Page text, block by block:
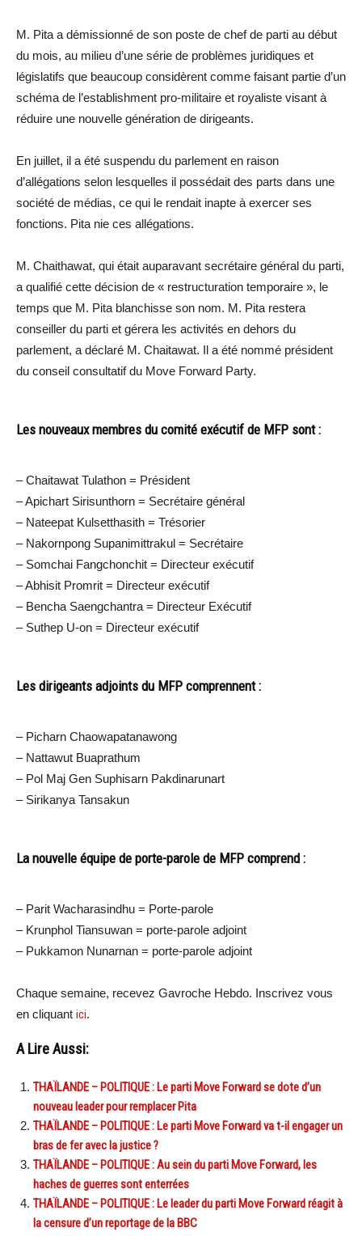
M. Pita a démissionné de son poste de chef de parti au début
du mois, au milieu d’une série de problèmes juridiques et
législatifs que beaucoup considèrent comme faisant partie d’un
schéma de l’establishment pro-militaire et royaliste visant à
réduire une nouvelle génération de dirigeants.
En juillet, il a été suspendu du parlement en raison
d’allégations selon lesquelles il possédait des parts dans une
société de médias, ce qui le rendait inapte à exercer ses
fonctions. Pita nie ces allégations.
M. Chaithawat, qui était auparavant secrétaire général du parti,
a qualifié cette décision de « restructuration temporaire », le
temps que M. Pita blanchisse son nom. M. Pita restera
conseiller du parti et gérera les activités en dehors du
parlement, a déclaré M. Chaitawat. Il a été nommé président
du conseil consultatif du Move Forward Party.
Les nouveaux membres du comité exécutif de MFP sont :
– Chaitawat Tulathon = Président
– Apichart Sirisunthorn = Secrétaire général
– Nateepat Kulsetthasith = Trésorier
– Nakornpong Supanimittrakul = Secrétaire
– Somchai Fangchonchit = Directeur exécutif
– Abhisit Promrit = Directeur exécutif
– Bencha Saengchantra = Directeur Exécutif
– Suthep U-on = Directeur exécutif
Les dirigeants adjoints du MFP comprennent :
– Picharn Chaowapatanawong
– Nattawut Buaprathum
– Pol Maj Gen Suphisarn Pakdinarunart
– Sirikanya Tansakun
La nouvelle équipe de porte-parole de MFP comprend :
– Parit Wacharasindhu = Porte-parole
– Krunphol Tiansuwan = porte-parole adjoint
– Pukkamon Nunarnan = porte-parole adjoint
Chaque semaine, recevez Gavroche Hebdo. Inscrivez vous
en cliquant ici.
A Lire Aussi:
THAÏLANDE – POLITIQUE : Le parti Move Forward se dote d’un
nouveau leader pour remplacer Pita
THAÏLANDE – POLITIQUE : Le parti Move Forward va t-il engager un
bras de fer avec la justice ?
THAÏLANDE – POLITIQUE : Au sein du parti Move Forward, les
haches de guerres sont enterrées
THAÏLANDE – POLITIQUE : Le leader du parti Move Forward réagit à
la censure d’un reportage de la BBC